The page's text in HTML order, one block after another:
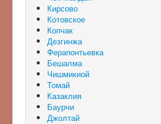
Кирсово
Котовское
Копчак
Дезгинжа
Ферапонтьевка
Бешалма
Чишмикиой
Томай
Казаклия
Баурчи
Джолтай